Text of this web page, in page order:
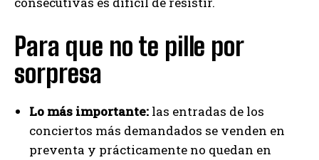
Para que no te pille por
sorpresa
Lo más importante: las entradas de los
conciertos más demandados se venden en
preventa y prácticamente no quedan en